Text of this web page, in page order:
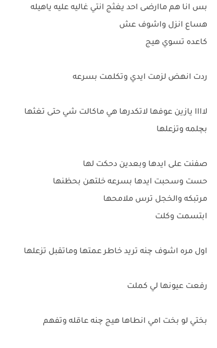
بس انا هم ماارضى احد يغثج انتي غاليه عليه ياهيله
هساع انزل واشوف عش
كاعده تسوي هيج
ردت انهض لزمت ايدي وتكلمت بسرعه
لاااا يازين عوفها لاتكدرها هي ماكالت شي حتى تغثها
بچلمه وتزعلها
صفنت على ايدها وبعدين دحكت لها
حست وسحبت ايدها بسرعه خلتهن بحظنها
مرتبكه والخجل ترس ملامحها
ابتسمت وكلت
اول مره اشوف چنه تريد خاطر عمتها وماتقبل تزعلها
رفعت عيونها لي كملت
بختي لو بخت امي انطاها هيج چنه عاقله وتفهم